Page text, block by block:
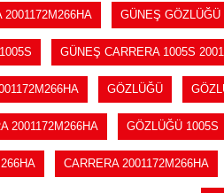
GÜNEŞ GÖZLÜĞÜ
GÜNEŞ CARRERA 1005S
GÖZLÜĞÜ
2001172M266HA GÖZLÜĞÜ 1005S
CARRERA 2001172M266HA